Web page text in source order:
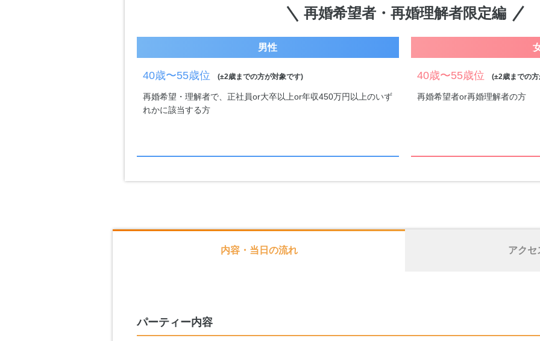
再婚希望者・再婚理解者限定編
男性
40歳〜55歳位 (±2歳までの方が対象です)
再婚希望・理解者で、正社員or大卒以上or年収450万円以上のいず
れかに該当する方
40歳〜55歳位 (±2歳までの方
再婚希望者or再婚理解者の方
内容・当日の流れ アクセ
パーティー内容